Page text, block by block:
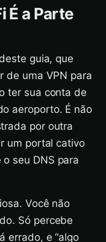
É a Parte
guia, que
de uma VPN para
ter sua conta de
aeroporto. É não
por outra
um portal cativo
seu DNS para
Você não
Só percebe
errado, e “algo